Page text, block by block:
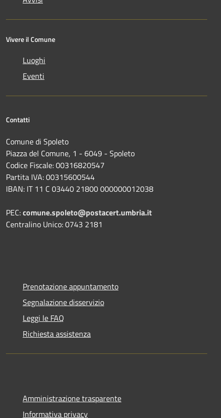
Vivere il Comune
Luoghi
Eventi
Contatti
Comune di Spoleto
Piazza del Comune, 1 - 6049 - Spoleto
Codice Fiscale: 00316820547
Partita IVA: 00315600544
IBAN: IT 11 C 03440 21800 000000012038
PEC:comune.spoleto@postacert.umbria.it
Centralino Unico: 0743 2181
Prenotazione appuntamento
Segnalazione disservizio
Leggi le FAQ
Richiesta assistenza
Amministrazione trasparente
Informativa privacy